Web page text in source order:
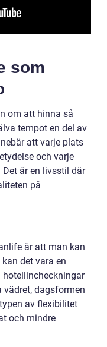
som
om att hinna så
tempot en del av
att varje plats
och varje
är en livsstil där
på
är att man kan
det vara en
hotellincheckningar
dagsformen
av flexibilitet
och mindre